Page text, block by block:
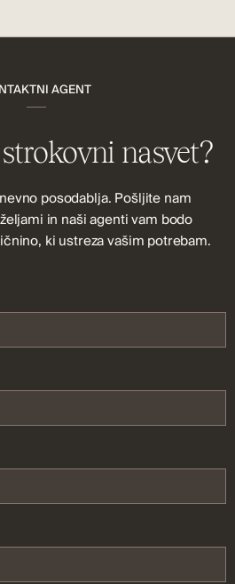
AGENT
nasvet?
posodablja. Pošljite nam
in naši agenti vam bodo
ki ustreza vašim potrebam.